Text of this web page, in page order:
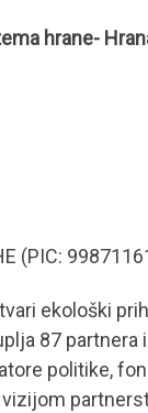
hrane-
(PIC:
ekološki
87
politike,